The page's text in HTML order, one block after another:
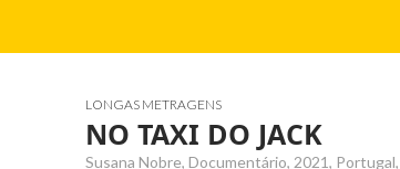
LONGAS METRAGENS
NO TAXI DO JACK
Susana Nobre, Documentário, 2021, Portugal,